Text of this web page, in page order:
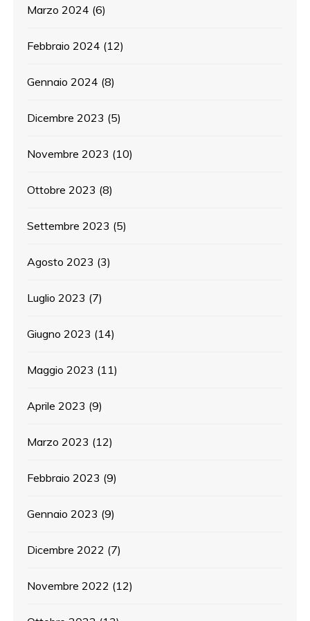
Marzo 2024 (6)
Febbraio 2024 (12)
Gennaio 2024 (8)
Dicembre 2023 (5)
Novembre 2023 (10)
Ottobre 2023 (8)
Settembre 2023 (5)
Agosto 2023 (3)
Luglio 2023 (7)
Giugno 2023 (14)
Maggio 2023 (11)
Aprile 2023 (9)
Marzo 2023 (12)
Febbraio 2023 (9)
Gennaio 2023 (9)
Dicembre 2022 (7)
Novembre 2022 (12)